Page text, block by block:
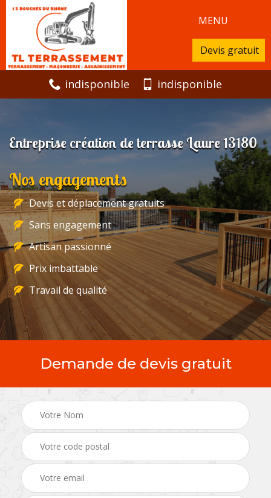
MENU
Devis gratuit
indisponible indisponible
Entreprise création de terrasse Laure 13180
Nos engagements
Devis et déplacement gratuits
Sans engagement
Artisan passionné
Prix imbattable
Travail de qualité
Demande de devis gratuit